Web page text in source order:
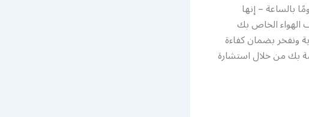
بالساعة – إنها
الهواء الخاص بك
ونفخر بضمان كفاءة
بك من خلال استشارة